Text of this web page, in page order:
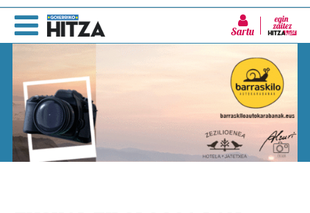
Sartu